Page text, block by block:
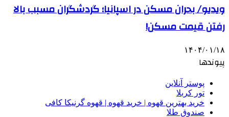
ویدیو/ بحران مسکن در اسپانیا؛ گردشگران مسبب بالا
رفتن قیمت مسکن!
۱۴۰۴/۰۱/۱۸
پیوندها
پوستر آنلاین
تور کربلا
خرید بهترین قهوه | خرید قهوه | قهوه گرنیکا کافی
صندوق طلا